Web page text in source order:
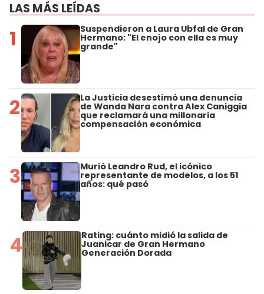
LAS MÁS LEÍDAS
1 Suspendieron a Laura Ubfal de Gran
Hermano: "El enojo con ella es muy
grande"
2 La Justicia desestimó una denuncia
de Wanda Nara contra Alex Caniggia
que reclamará una millonaria
compensación económica
3 Murió Leandro Rud, el icónico
representante de modelos, a los 51
años: qué pasó
4 Rating: cuánto midió la salida de
Juanicar de Gran Hermano
Generación Dorada